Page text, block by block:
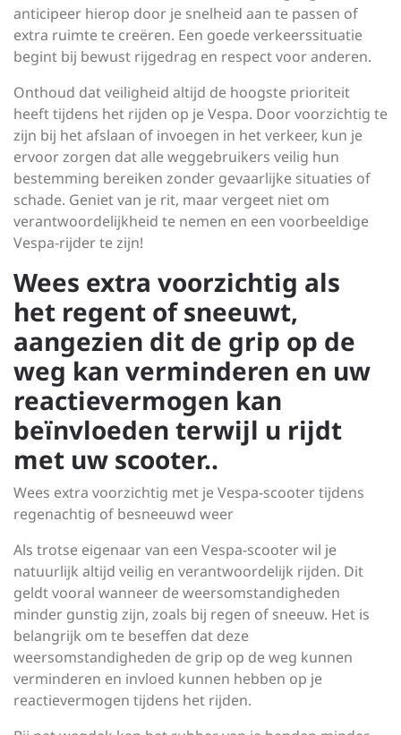
anticipeer hierop door je snelheid aan te passen of
extra ruimte te creëren. Een goede verkeerssituatie
begint bij bewust rijgedrag en respect voor anderen.
Onthoud dat veiligheid altijd de hoogste prioriteit
heeft tijdens het rijden op je Vespa. Door voorzichtig te
zijn bij het afslaan of invoegen in het verkeer, kun je
ervoor zorgen dat alle weggebruikers veilig hun
bestemming bereiken zonder gevaarlijke situaties of
schade. Geniet van je rit, maar vergeet niet om
verantwoordelijkheid te nemen en een voorbeeldige
Vespa-rijder te zijn!
Wees extra voorzichtig als
het regent of sneeuwt,
aangezien dit de grip op de
weg kan verminderen en uw
reactievermogen kan
beïnvloeden terwijl u rijdt
met uw scooter..
Wees extra voorzichtig met je Vespa-scooter tijdens
regenachtig of besneeuwd weer
Als trotse eigenaar van een Vespa-scooter wil je
natuurlijk altijd veilig en verantwoordelijk rijden. Dit
geldt vooral wanneer de weersomstandigheden
minder gunstig zijn, zoals bij regen of sneeuw. Het is
belangrijk om te beseffen dat deze
weersomstandigheden de grip op de weg kunnen
verminderen en invloed kunnen hebben op je
reactievermogen tijdens het rijden.